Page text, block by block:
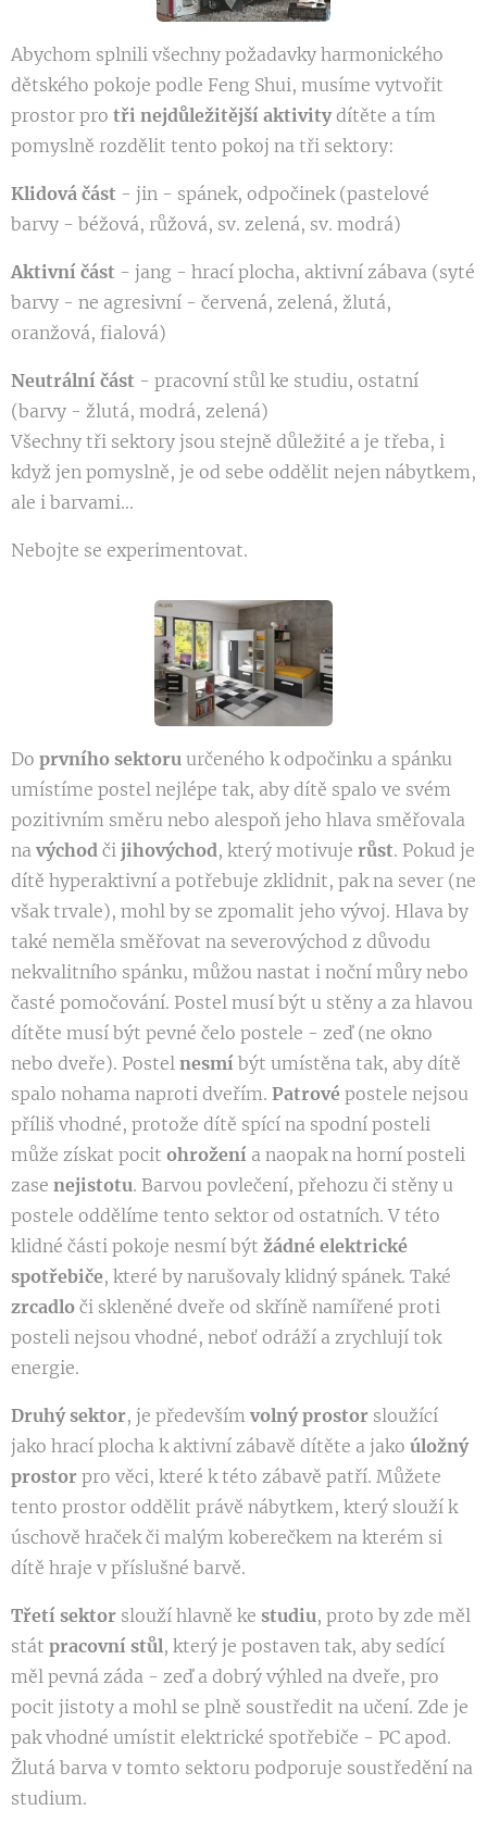
Abychom splnili všechny požadavky harmonického
dětského pokoje podle Feng Shui, musíme vytvořit
prostor pro tři nejdůležitější aktivitydítěte a tím
pomyslně rozdělit tento pokoj na tři sektory:
Klidová část - jin - spánek, odpočinek (pastelové
barvy - béžová, růžová, sv. zelená, sv. modrá)
Aktivní část - jang - hrací plocha, aktivní zábava (syté
barvy - ne agresivní - červená, zelená, žlutá,
oranžová, fialová)
Neutrální část - pracovní stůl ke studiu, ostatní
(barvy - žlutá, modrá, zelená)
Všechny tři sektory jsou stejně důležité a je třeba, i
když jen pomyslně, je od sebe oddělit nejen nábytkem,
ale i barvami...
Nebojte se experimentovat.
Do prvního sektoru určeného k odpočinku a spánku
umístíme postel nejlépe tak, aby dítě spalo ve svém
pozitivním směru nebo alespoň jeho hlava směřovala
na východ či jihovýchod, který motivuje růst. Pokud je
dítě hyperaktivní a potřebuje zklidnit, pak na sever (ne
však trvale), mohl by se zpomalit jeho vývoj. Hlava by
také neměla směřovat na severovýchod z důvodu
nekvalitního spánku, můžou nastat i noční můry nebo
časté pomočování. Postel musí být u stěny a za hlavou
dítěte musí být pevné čelo postele - zeď (ne okno
nebo dveře). Postel nesmí být umístěna tak, aby dítě
spalo nohama naproti dveřím. Patrové postele nejsou
příliš vhodné, protože dítě spící na spodní posteli
může získat pocit ohrožení a naopak na horní posteli
zase nejistotu. Barvou povlečení, přehozu či stěny u
postele oddělíme tento sektor od ostatních. V této
klidné části pokoje nesmí být žádné elektrické
spotřebiče, které by narušovaly klidný spánek. Také
zrcadlo či skleněné dveře od skříně namířené proti
posteli nejsou vhodné, neboť odráží a zrychlují tok
energie.
Druhý sektor, je především volný prostor sloužící
jako hrací plocha k aktivní zábavě dítěte a jako úložný
prostor pro věci, které k této zábavě patří. Můžete
tento prostor oddělit právě nábytkem, který slouží k
úschově hraček či malým koberečkem na kterém si
dítě hraje v příslušné barvě.
Třetí sektor slouží hlavně ke studiu, proto by zde měl
stát pracovní stůl, který je postaven tak, aby sedící
měl pevná záda - zeď a dobrý výhled na dveře, pro
pocit jistoty a mohl se plně soustředit na učení. Zde je
pak vhodné umístit elektrické spotřebiče - PC apod.
Žlutá barva v tomto sektoru podporuje soustředění na
studium.